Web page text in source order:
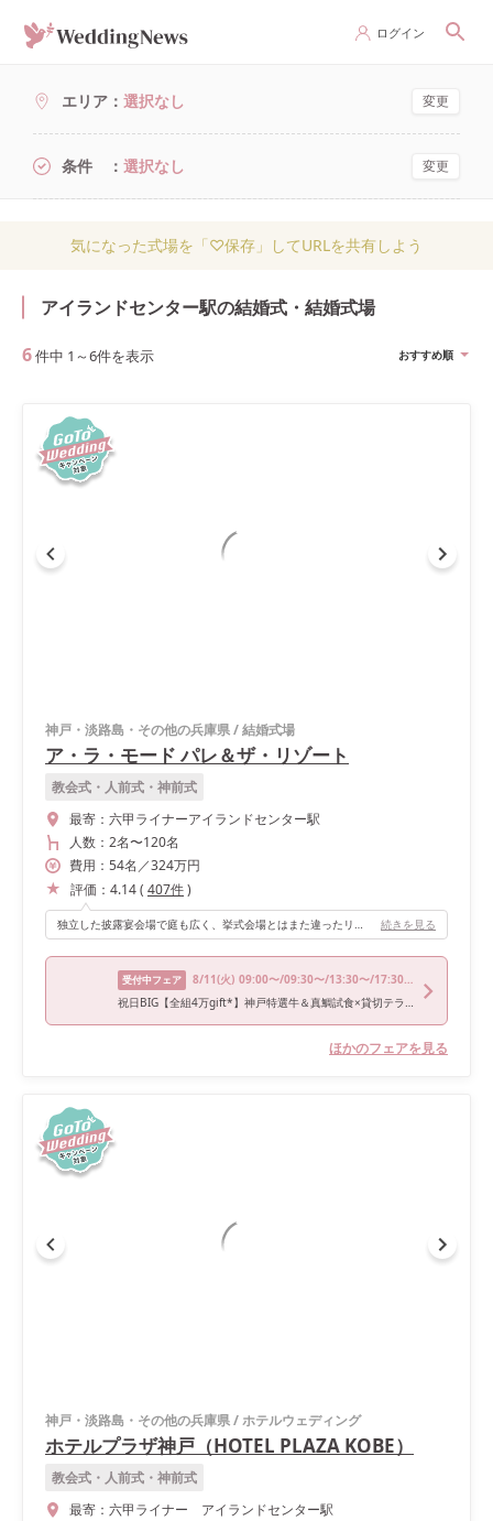
ログイン
エリア 選択なし 変更
条件 選択なし 変更
気になった式場を「♡保存」してURLを共有しよう
アイランドセンター駅の結婚式・結婚式場
6件中 1 ～6件を表示 おすすめ順
神戸・淡路島・その他の兵庫県/結婚式場
ア・ラ・モード パレ＆ザ・リゾート
教会式・人前式・神前式
最寄： 六甲ライナーアイランドセンター駅
人数： 2名〜120名
費用： 54名 ／324万円
評価： 4.14( 407件)
独立した披露宴会場で庭も広く、挙式会場とはまた違ったリゾートな気分を味わえます。 続きを見る
受付中フェア 8/11(火) 09:00〜/09:30〜/13:30〜/17:30〜
祝日BIG【全組4万gift*】神戸特選牛＆真鯛試食×貸切テラス付邸宅
ほかのフェアを見る
神戸・淡路島・その他の兵庫県/ホテルウェディング
ホテルプラザ神戸（HOTEL PLAZA KOBE）
教会式・人前式・神前式
最寄： 六甲ライナー アイランドセンター駅